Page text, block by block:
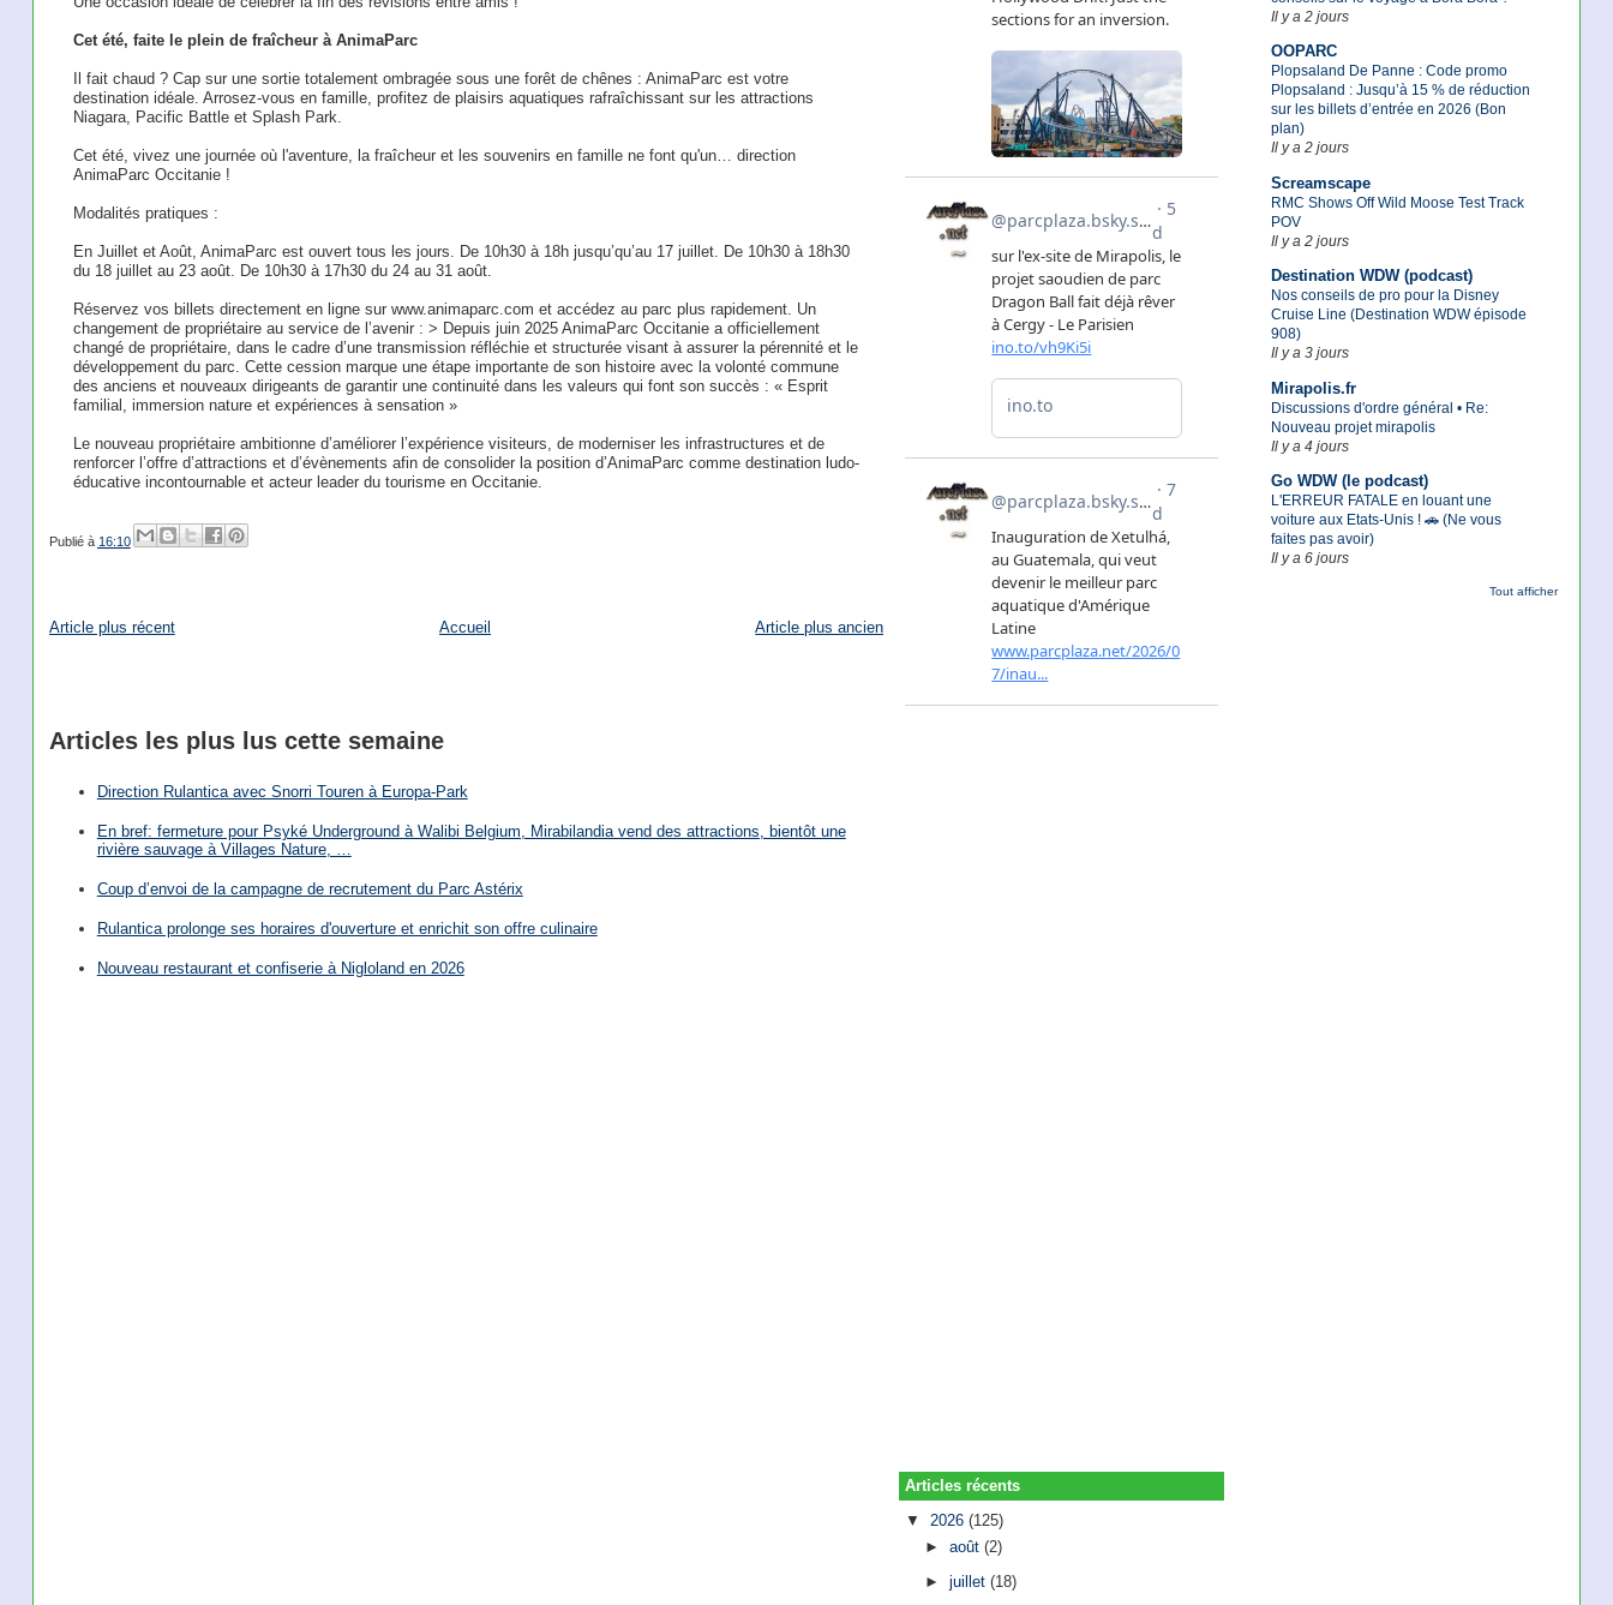
Il y a 2 jours
OOPARC
Plopsaland De Panne : Code promo
Plopsaland : Jusqu’à 15 % de réduction
sur les billets d’entrée en 2026 (Bon
plan)
Il y a 2 jours
Screamscape
RMC Shows Off Wild Moose Test Track
POV
Il y a 2 jours
Destination WDW (podcast)
Nos conseils de pro pour la Disney
Cruise Line (Destination WDW épisode
908)
Il y a 3 jours
Mirapolis.fr
Discussions d'ordre général • Re:
Nouveau projet mirapolis
Il y a 4 jours
Go WDW (le podcast)
L'ERREUR FATALE en louant une
voiture aux Etats-Unis ! 🚗 (Ne vous
faites pas avoir)
Il y a 6 jours
Tout afficher
Cet été, faite le plein de fraîcheur à AnimaParc
Il fait chaud ? Cap sur une sortie totalement ombragée sous une forêt de chênes : AnimaParc est votre
destination idéale. Arrosez-vous en famille, profitez de plaisirs aquatiques rafraîchissant sur les attractions
Niagara, Pacific Battle et Splash Park.
Cet été, vivez une journée où l'aventure, la fraîcheur et les souvenirs en famille ne font qu'un… direction
AnimaParc Occitanie !
Modalités pratiques :
En Juillet et Août, AnimaParc est ouvert tous les jours. De 10h30 à 18h jusqu’qu’au 17 juillet. De 10h30 à 18h30
du 18 juillet au 23 août. De 10h30 à 17h30 du 24 au 31 août.
Réservez vos billets directement en ligne sur www.animaparc.com et accédez au parc plus rapidement. Un
changement de propriétaire au service de l’avenir : > Depuis juin 2025 AnimaParc Occitanie a officiellement
changé de propriétaire, dans le cadre d’une transmission réfléchie et structurée visant à assurer la pérennité et le
développement du parc. Cette cession marque une étape importante de son histoire avec la volonté commune
des anciens et nouveaux dirigeants de garantir une continuité dans les valeurs qui font son succès : « Esprit
familial, immersion nature et expériences à sensation »
Le nouveau propriétaire ambitionne d’améliorer l’expérience visiteurs, de moderniser les infrastructures et de
renforcer l’offre d’attractions et d’évènements afin de consolider la position d’AnimaParc comme destination ludo-
éducative incontournable et acteur leader du tourisme en Occitanie.
Publié à 16:10
Article plus récent Article plus ancien
Accueil
Articles les plus lus cette semaine
Direction Rulantica avec Snorri Touren à Europa-Park
En bref: fermeture pour Psyké Underground à Walibi Belgium, Mirabilandia vend des attractions, bientôt une
rivière sauvage à Villages Nature, …
Coup d’envoi de la campagne de recrutement du Parc Astérix
Rulantica prolonge ses horaires d'ouverture et enrichit son offre culinaire
Nouveau restaurant et confiserie à Nigloland en 2026
Articles récents
▼ 2026(125)
► août (2)
► juillet (18)